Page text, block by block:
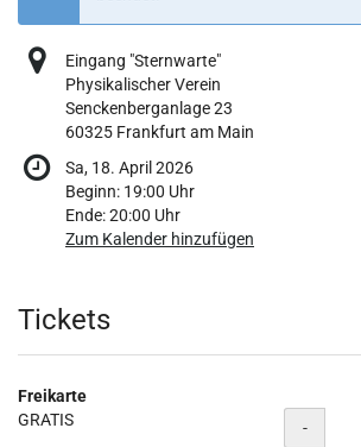
Eingang "Sternwarte"
Physikalischer Verein
Senckenberganlage 23
60325 Frankfurt am Main
Sa, 18. April 2026
Beginn: 19:00 Uhr
Ende:20:00 Uhr
Zum Kalender hinzufügen
Produkte
Tickets
Freikarte
GRATIS
Menge
-